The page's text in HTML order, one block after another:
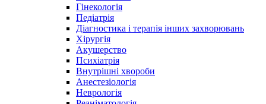
Гінекологія
Педіатрія
Діагностика і терапія інших захворювань
Хірургія
Акушерство
Психіатрія
Внутрішні хвороби
Анестезіологія
Неврологія